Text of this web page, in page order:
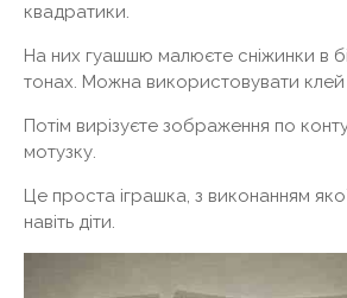
квадратики.
На них гуашшю малюєте сніжинки в
тонах. Можна використовувати клей
Потім вирізуєте зображення по
мотузку.
Це проста іграшка, з виконанням
навіть діти.